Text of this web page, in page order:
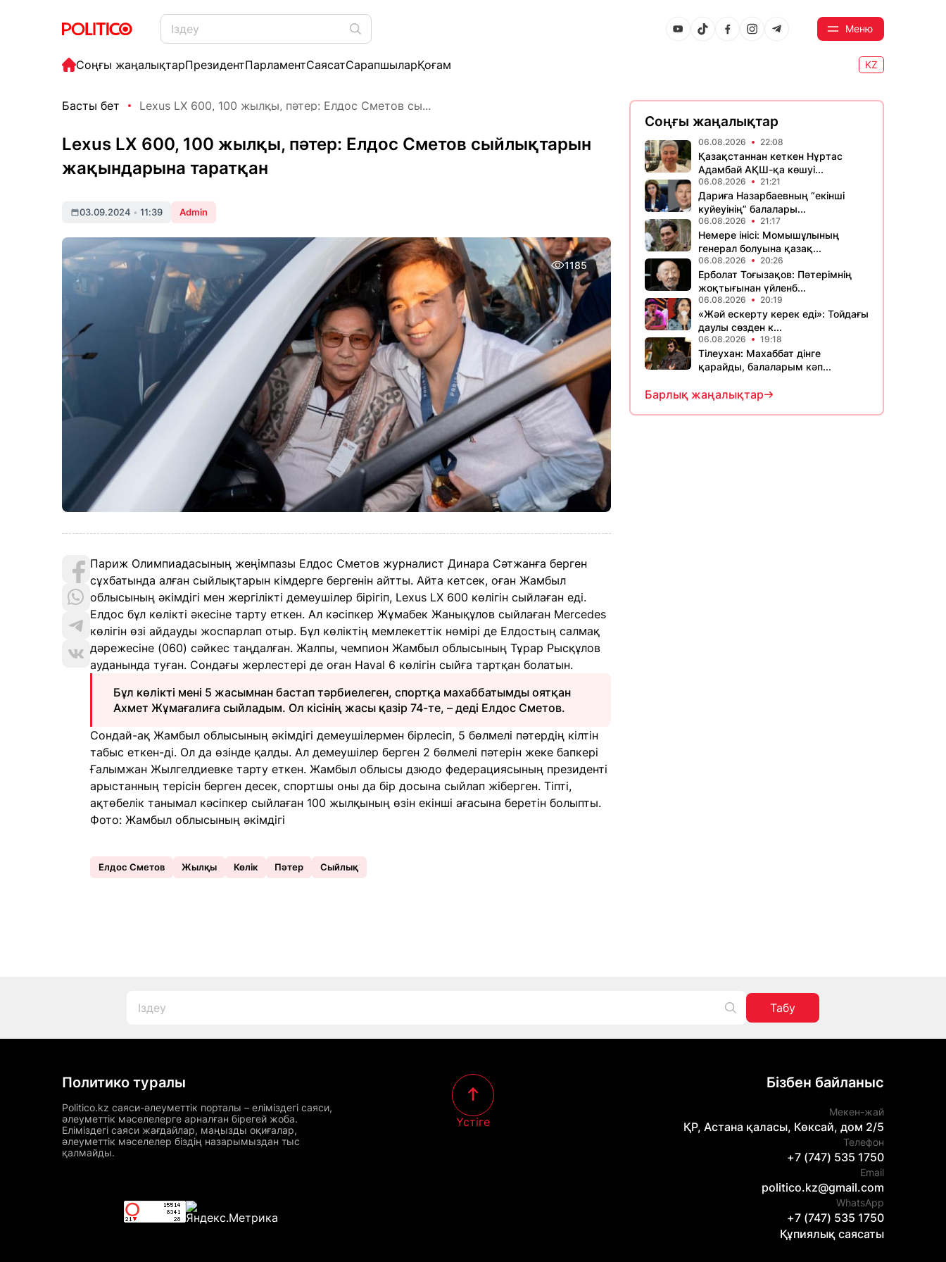
Меню
Соңғы жаңалықтарПрезидентПарламентСаясатСарапшыларҚоғам KZ
Басты бет Lexus LX 600, 100 жылқы, пәтер: Елдос Сметов сы...
Lexus LX 600, 100 жылқы, пәтер: Елдос Сметов сыйлықтарын
жақындарына таратқан
03.09.2024 • 11:39 Admin
1185
Париж Олимпиадасының жеңімпазы Елдос Сметов журналист Динара Сәтжанға берген
сұхбатында алған сыйлықтарын кімдерге бергенін айтты. Айта кетсек, оған Жамбыл
облысының әкімдігі мен жергілікті демеушілер бірігіп, Lexus LX 600 көлігін сыйлаған еді.
Елдос бұл көлікті әкесіне тарту еткен. Ал кәсіпкер Жұмабек Жанықұлов сыйлаған Merсedes
көлігін өзі айдауды жоспарлап отыр. Бұл көліктің мемлекеттік нөмірі де Елдостың салмақ
дәрежесіне (060) сәйкес таңдалған. Жалпы, чемпион Жамбыл облысының Тұрар Рысқұлов
ауданында туған. Сондағы жерлестері де оған Haval 6 көлігін сыйға тартқан болатын.
Бұл көлікті мені 5 жасымнан бастап тәрбиелеген, спортқа махаббатымды оятқан
Ахмет Жұмағалиға сыйладым. Ол кісінің жасы қазір 74-те, – деді Елдос Сметов.
Сондай-ақ Жамбыл облысының әкімдігі демеушілермен бірлесіп, 5 бөлмелі пәтердің кілтін
табыс еткен-ді. Ол да өзінде қалды. Ал демеушілер берген 2 бөлмелі пәтерін жеке бапкері
Ғалымжан Жылгелдиевке тарту еткен. Жамбыл облысы дзюдо федерациясының президенті
арыстанның терісін берген десек, спортшы оны да бір досына сыйлап жіберген. Тіпті,
ақтөбелік танымал кәсіпкер сыйлаған 100 жылқының өзін екінші ағасына беретін болыпты.
Фото: Жамбыл облысының әкімдігі
Елдос Сметов Жылқы Көлік Пәтер Сыйлық
Соңғы жаңалықтар
06.08.2026 22:08
Қазақстаннан кеткен Нұртас
Адамбай АҚШ-қа көшуі...
06.08.2026 21:21
Дариға Назарбаевның “екінші
куйеуінің” балалары...
06.08.2026 21:17
Немере інісі: Момышұлының
генерал болуына қазақ...
06.08.2026 20:26
Ерболат Тоғызақов: Пәтерімнің
жоқтығынан үйленб...
06.08.2026 20:19
«Жәй ескерту керек еді»: Тойдағы
даулы сөзден к...
06.08.2026 19:18
Тілеухан: Махаббат дінге
қарайды, балаларым кәп...
Барлық жаңалықтар
Табу
Политико туралы
Politico.kz саяси-әлеуметтік порталы – еліміздегі саяси,
әлеуметтік мәселелерге арналған бірегей жоба.
Еліміздегі саяси жағдайлар, маңызды оқиғалар,
әлеуметтік мәселелер біздің назарымыздан тыс
қалмайды.
Үстіге
Бізбен байланыс
Мекен-жай
ҚР, Астана қаласы, Көксай, дом 2/5
Телефон
+7 (747) 535 1750
Email
politico.kz@gmail.com
WhatsApp
+7 (747) 535 1750
Құпиялық саясаты